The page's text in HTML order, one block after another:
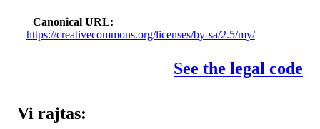
Canonical URL
https://creativecommons.org/licenses/by-sa/2.5/my/
See the legal code
Vi rajtas: